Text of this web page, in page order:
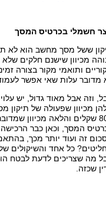
חשמלי בכרטיס המסך
ששל מסך מחשב הוא לא
מכיוון שישנם חלקים
ותואמי מקור בצורה
מדובר עלות שאי אפשר
וזה אבל מאוד גדול, יש
מכיוון שפעולה של תיקון
800 שקלים והלאה מכיוון
המסך, וכאן כבר
זה ועוד יותר מכך,
כל אחד והשיקולים
מה שצריכים לדעת לבטח
שכזה.